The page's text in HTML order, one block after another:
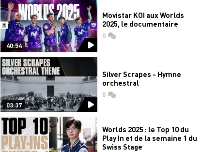
40:54
Movistar KOI aux Worlds
2025, le documentaire
0commentaires
03:37
Silver Scrapes - Hymne
orchestral
0commentaires
Worlds 2025 : le Top 10 du
Play In et de la semaine 1 du
Swiss Stage